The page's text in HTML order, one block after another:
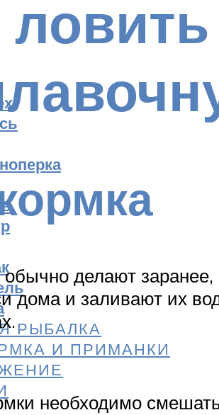
РЫБАЛКА
И ПРИМАНКИ
делают заранее,
дома и заливают их
необходимо